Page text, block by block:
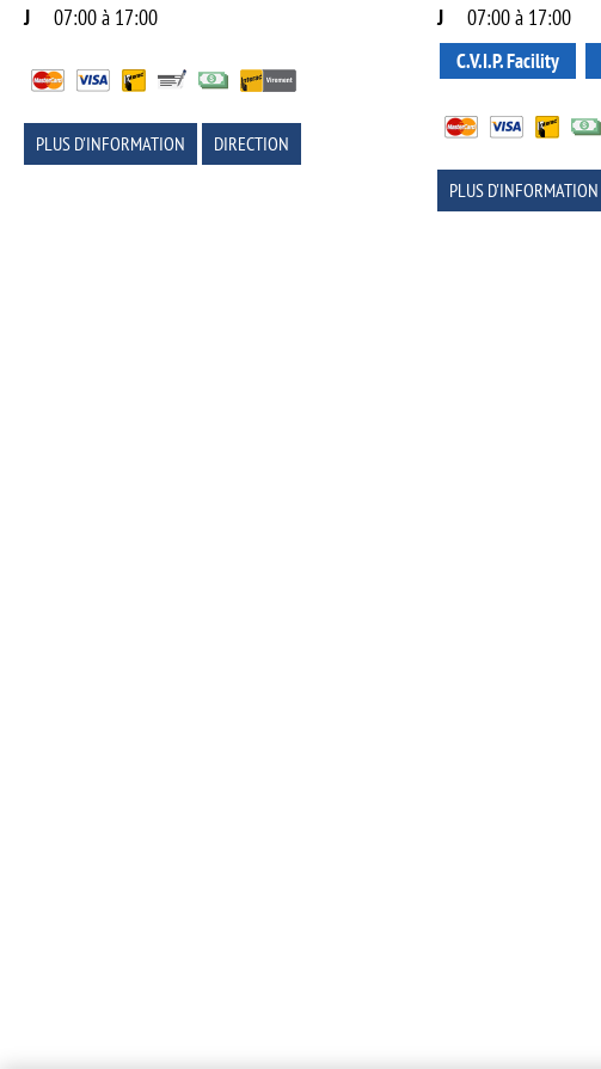
J
07:00 à 17:00
PLUS D'INFORMATION DIRECTION
J
07:00 à 17:00
C.V.I.P. Facility
PLUS D'INFORMATION